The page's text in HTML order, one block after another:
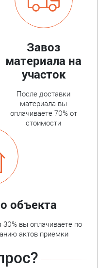
Завоз
материала на
участок
После доставки
материала вы
оплачиваете 70% от
стоимости
объекта
вы оплачиваете по
актов приемки